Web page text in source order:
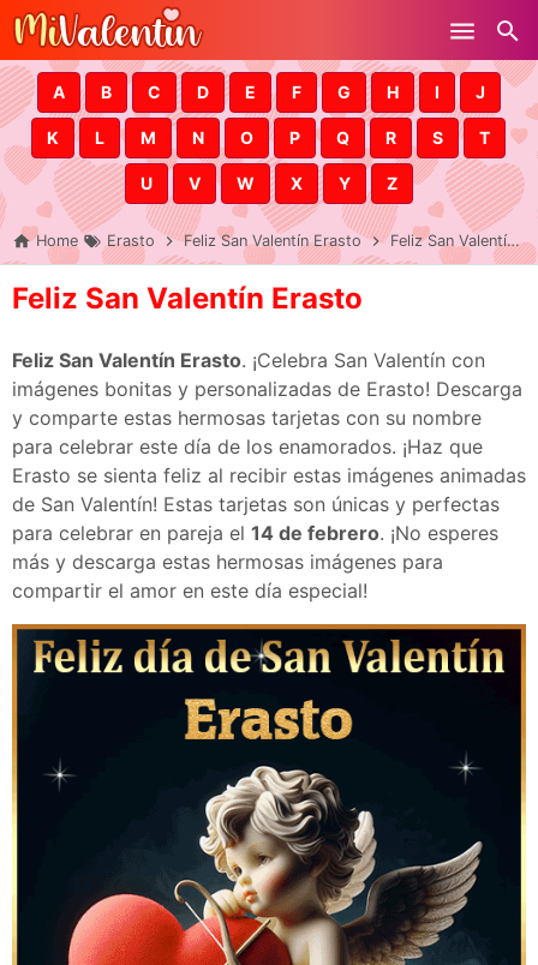
Skip to main content
A B C D E F G H I J
K L M N O P Q R S T
U V W X Y Z
Home Erasto Feliz San Valentín Erasto Feliz San Valentín Erasto
Feliz San Valentín Erasto
Feliz San Valentín Erasto. ¡Celebra San Valentín con
imágenes bonitas y personalizadas de Erasto! Descarga
y comparte estas hermosas tarjetas con su nombre
para celebrar este día de los enamorados. ¡Haz que
Erasto se sienta feliz al recibir estas imágenes animadas
de San Valentín! Estas tarjetas son únicas y perfectas
para celebrar en pareja el 14 de febrero. ¡No esperes
más y descarga estas hermosas imágenes para
compartir el amor en este día especial!